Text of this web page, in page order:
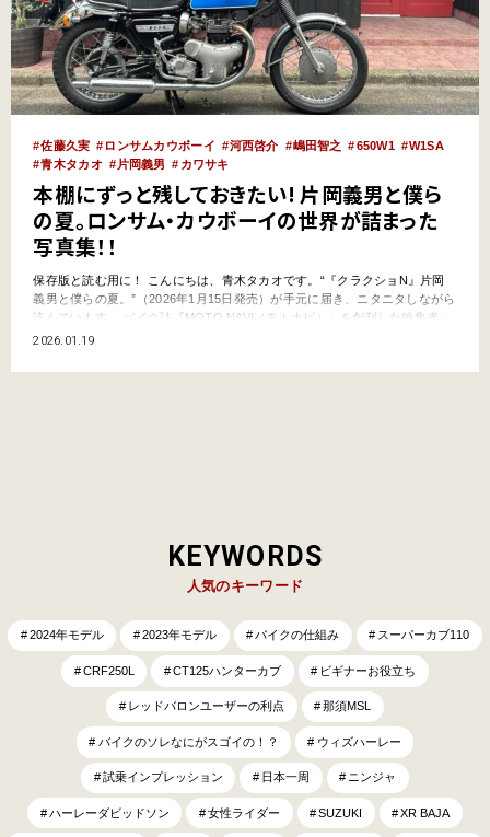
佐藤久実 ロンサムカウボーイ 河西啓介 嶋田智之 650W1
W1SA
青木タカオ
片岡義男 カワサキ
本棚にずっと残しておきたい! 片岡義男と僕ら
の夏。ロンサム・カウボーイの世界が詰まった
写真集！！
保存版と読む用に！ こんにちは、青木タカオです。“『クラクショN』片岡
義男と僕らの夏。”（2026年1月15日発売）が手元に届き、ニタニタしながら
読んでいます。 バイク誌『MOTO NAVI（モトナビ）』を創刊した編集者・
モータージャーナリストの河西啓介さんが、クラウドファンディングを通じ
ごと一冊がその世界観で埋め尽くされ…
2026.01.19
KEYWORDS
人気のキーワード
2024年モデル 2023年モデル バイクの仕組み スーパーカブ110
CRF250L CT125ハンターカブ ビギナーお役立ち
レッドバロンユーザーの利点 那須MSL
バイクのソレなにがスゴイの！？ ウィズハーレー
試乗インプレッション 日本一周 ニンジャ
ハーレーダビッドソン 女性ライダー SUZUKI XR BAJA